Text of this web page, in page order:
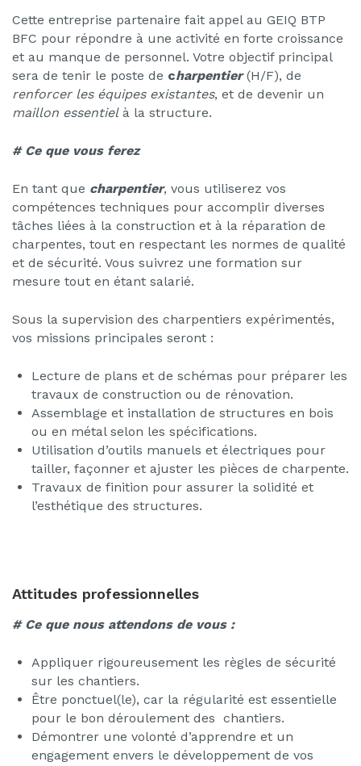
Cette entreprise partenaire fait appel au GEIQ BTP
BFC pour répondre à une activité en forte croissance
et au manque de personnel. Votre objectif principal
sera de tenir le poste de charpentier (H/F), de
renforcer les équipes existantes, et de devenir un
maillon essentielà la structure.
# Ce que vous ferez
En tant que charpentier, vous utiliserez vos
compétences techniques pour accomplir diverses
tâches liées à la construction et à la réparation de
charpentes, tout en respectant les normes de qualité
et de sécurité. Vous suivrez une formation sur
mesure tout en étant salarié.
Sous la supervision des charpentiers expérimentés,
vos missions principales seront :
Lecture de plans et de schémas pour préparer les
travaux de construction ou de rénovation.
Assemblage et installation de structures en bois
ou en métal selon les spécifications.
Utilisation d’outils manuels et électriques pour
tailler, façonner et ajuster les pièces de charpente.
Travaux de finition pour assurer la solidité et
l’esthétique des structures.
Attitudes professionnelles
# Ce que nous attendons de vous :
Appliquer rigoureusement les règles de sécurité
sur les chantiers.
Être ponctuel(le), car la régularité est essentielle
pour le bon déroulement des chantiers.
Démontrer une volonté d’apprendre et un
engagement envers le développement de vos